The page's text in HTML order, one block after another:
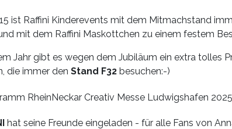
ist Raffini Kinderevents mit dem Mitmachstand
mit dem Raffini Maskottchen zu einem festem
Jahr gibt es wegen dem Jubiläum ein extra tolles
die immer den Stand F32besuchen:-)
hat seine Freunde eingeladen - für alle Fans von